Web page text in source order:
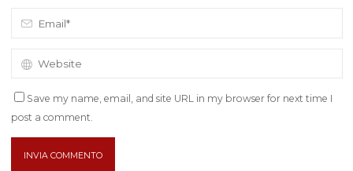
Save my name, email, and site URL in my browser for next time I
post a comment.